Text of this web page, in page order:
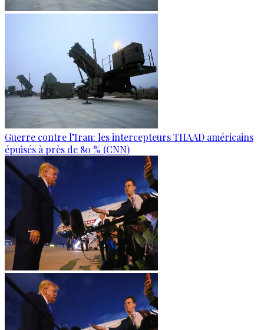
Guerre contre l’Iran: les intercepteurs THAAD américains
épuisés à près de 80 % (CNN)